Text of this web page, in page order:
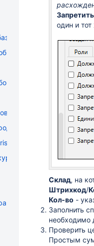
OLAP DRUID
устройствах
(РБ)
данных (ТСД)
один и
Склад, на
Штрихкод/
Кол-во -
Заполнить
необходимо
Проверить
Простым